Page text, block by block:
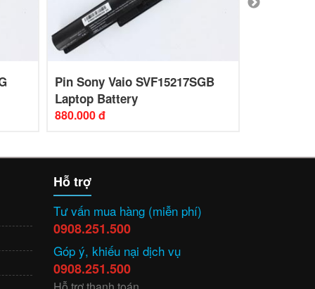
Pin Sony Vaio SVF15217SGB
Laptop Battery
880.000 đ
Hỗ trợ
Tư vấn mua hàng (miễn phí)
0908.251.500
Góp ý, khiếu nại dịch vụ
0908.251.500